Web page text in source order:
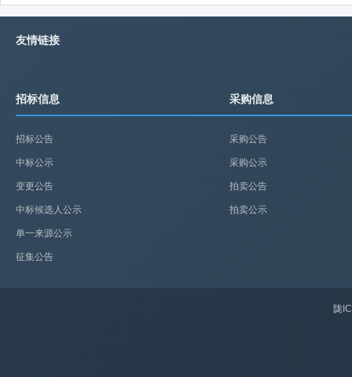
友情链接
招标信息
招标公告
中标公示
变更公告
中标候选人公示
单一来源公示
征集公告
采购信息
采购公告
采购公示
拍卖公告
拍卖公示
陇